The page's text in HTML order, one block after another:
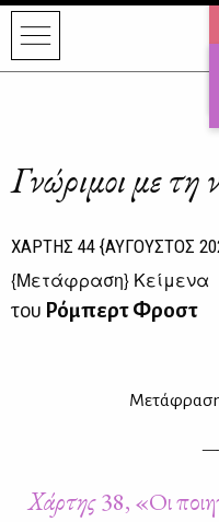
Γνώριμοι με τη
ΧΑΡΤΗΣ 44 {ΑΥΓΟΥΣΤΟΣ
{Μετάφραση} Κείμενα
του Ρόμπερτ Φροστ
Χάρ­της38, «Oι